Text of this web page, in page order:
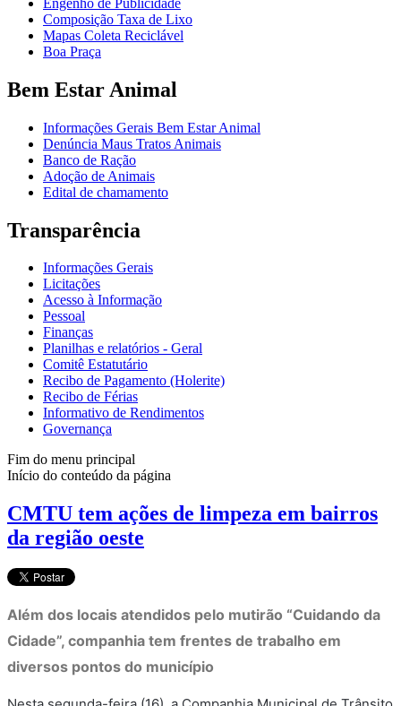
Composição Taxa de Lixo
Mapas Coleta Reciclável
Boa Praça
Bem Estar Animal
Informações Gerais Bem Estar Animal
Denúncia Maus Tratos Animais
Banco de Ração
Adoção de Animais
Edital de chamamento
Transparência
Informações Gerais
Licitações
Acesso à Informação
Pessoal
Finanças
Planilhas e relatórios - Geral
Comitê Estatutário
Recibo de Pagamento (Holerite)
Recibo de Férias
Informativo de Rendimentos
Governança
Fim do menu principal
Início do conteúdo da página
CMTU tem ações de limpeza em bairros
da região oeste
Além dos locais atendidos pelo mutirão “Cuidando da
Cidade”, companhia tem frentes de trabalho em
diversos pontos do município